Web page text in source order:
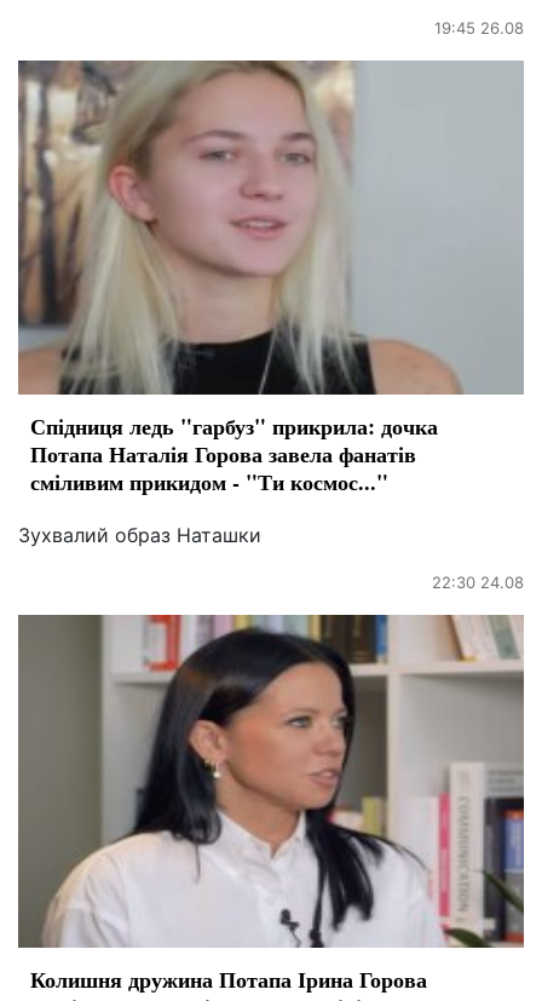
19:45 26.08
Спідниця ледь "гарбуз" прикрила: дочка
Потапа Наталія Горова завела фанатів
сміливим прикидом - "Ти космос..."
Зухвалий образ Наташки
22:30 24.08
Колишня дружина Потапа Ірина Горова